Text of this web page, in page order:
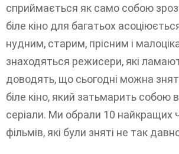
сприймається як само собою
біле кіно для багатьох
нудним, старим, прісним і
знаходяться режисери, які
доводять, що сьогодні можна
біле кіно, який затьмарить собою
серіали. Ми обрали 10 найкращих
фільмів, які були зняті не так